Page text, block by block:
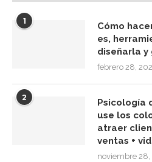
1
Cómo
es,
diseñarla y
febrero 28,
2
Psicología
use los
atraer
ventas +
noviembre 28,